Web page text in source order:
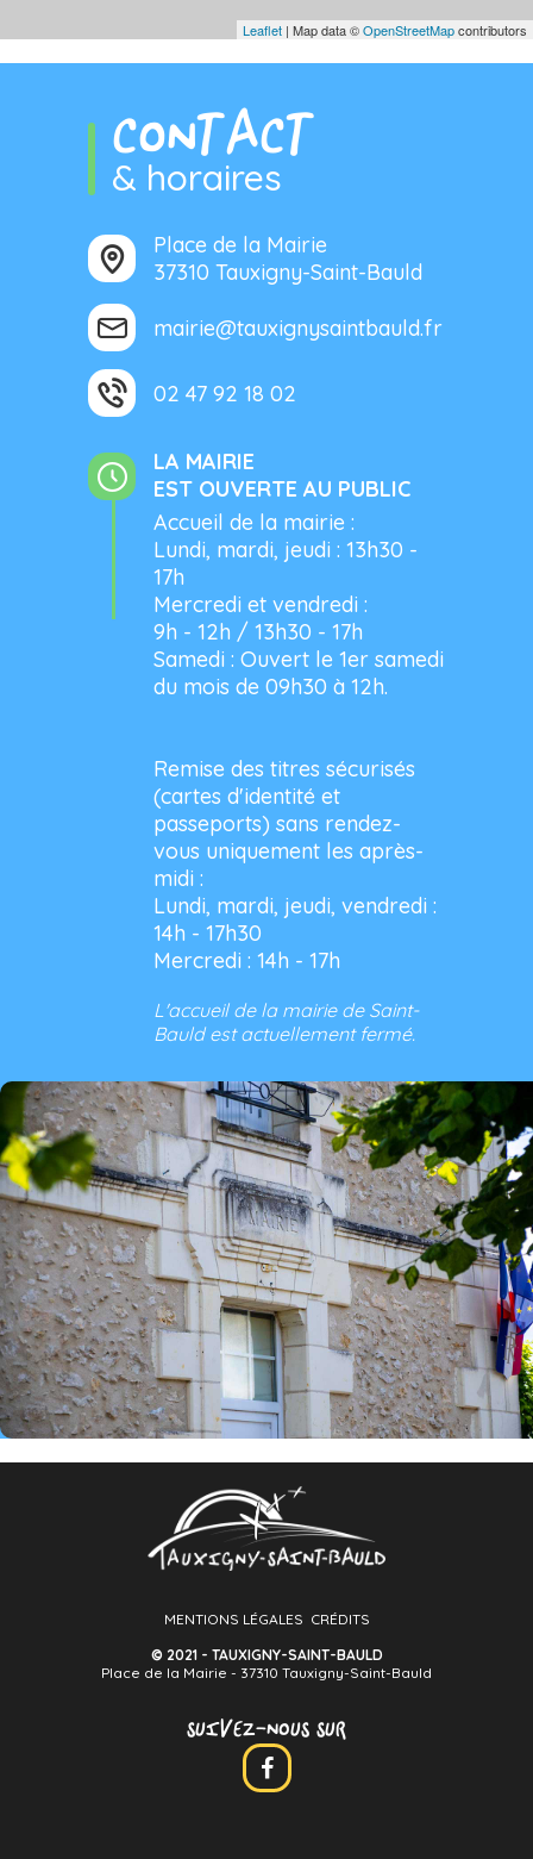
Leaflet | Map data ©OpenStreetMapcontributors
CONTACT
& horaires
Place de la Mairie
37310 Tauxigny-Saint-Bauld
mairie@tauxignysaintbauld.fr
02 47 92 18 02
LA MAIRIE
EST OUVERTE AU PUBLIC
Accueil de la mairie :
Lundi, mardi, jeudi : 13h30 -
17h
Mercredi et vendredi :
9h - 12h / 13h30 - 17h
Samedi : Ouvert le 1er samedi
du mois de 09h30 à 12h.
Remise des titres sécurisés
(cartes d'identité et
passeports) sans rendez-
vous uniquement les après-
midi :
Lundi, mardi, jeudi, vendredi :
14h - 17h30
Mercredi : 14h - 17h
L'accueil de la mairie de Saint-
Bauld est actuellement fermé.
MENTIONS LÉGALES CRÉDITS
© 2021 - TAUXIGNY-SAINT-BAULD
Place de la Mairie - 37310 Tauxigny-Saint-Bauld
SUIVEZ-NOUS SUR